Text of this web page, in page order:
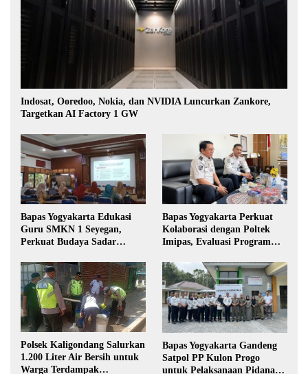
Indosat, Ooredoo, Nokia, dan NVIDIA Luncurkan Zankore,
Targetkan AI Factory 1 GW
Bapas Yogyakarta Edukasi
Guru SMKN 1 Seyegan,
Perkuat Budaya Sadar
Bapas Yogyakarta Perkuat
Kolaborasi dengan Poltek
Imipas, Evaluasi Program
Polsek Kaligondang Salurkan
1.200 Liter Air Bersih untuk
Warga Terdampak
Bapas Yogyakarta Gandeng
Satpol PP Kulon Progo
untuk Pelaksanaan Pidana